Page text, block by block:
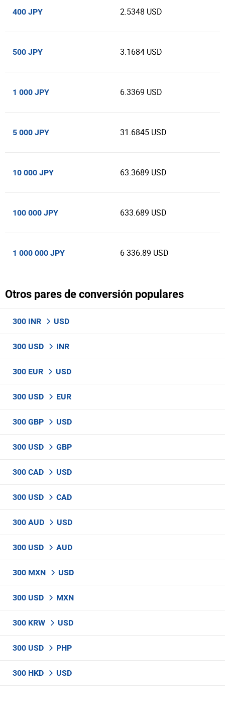
400 JPY 2.5348 USD
500 JPY 3.1684 USD
1 000 JPY 6.3369 USD
5 000 JPY 31.6845 USD
10 000 JPY 63.3689 USD
100 000 JPY 633.689 USD
1 000 000 JPY 6 336.89 USD
Otros pares de conversión populares
300 INR USD
300 USD INR
300 EUR USD
300 USD EUR
300 GBP USD
300 USD GBP
300 CAD USD
300 USD CAD
300 AUD USD
300 USD AUD
300 MXN USD
300 USD MXN
300 KRW USD
300 USD PHP
300 HKD USD